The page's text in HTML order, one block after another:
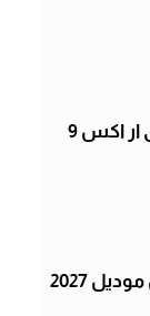
سعر ومواصفات ام جى ار اكس 9
2027